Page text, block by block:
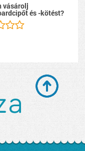
vásárolj
és -kötést?